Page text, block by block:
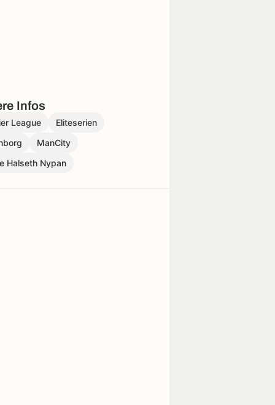
Infos
League
Eliteserien
ManCity
Halseth Nypan